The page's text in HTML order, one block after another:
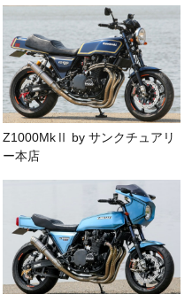
Z1000MkⅡ by サンクチュアリ
ー本店